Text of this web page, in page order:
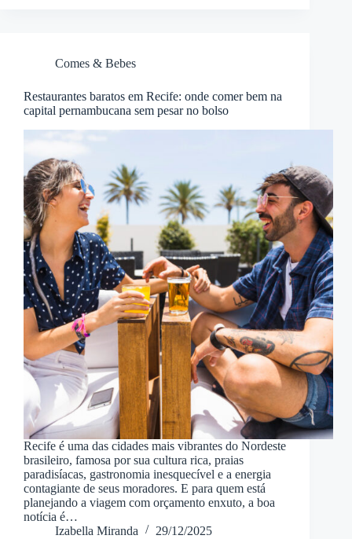
Comes & Bebes
Restaurantes baratos em Recife: onde comer bem na
capital pernambucana sem pesar no bolso
Recife é uma das cidades mais vibrantes do Nordeste
brasileiro, famosa por sua cultura rica, praias
paradisíacas, gastronomia inesquecível e a energia
contagiante de seus moradores. E para quem está
planejando a viagem com orçamento enxuto, a boa
notícia é…
Izabella Miranda
29/12/2025